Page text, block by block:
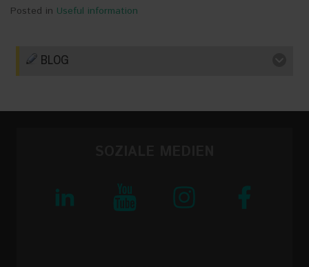
Posted in Useful information
BLOG